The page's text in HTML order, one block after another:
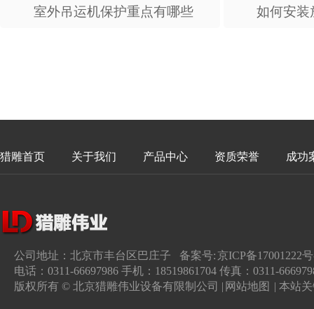
室外吊运机保护重点有哪些 如何安装
猎雕首页 关于我们 产品中心 资质荣誉 成功
公司地址：北京市丰台区巴庄子 备案号:京ICP备17001222
电话：0311-66697986 手机：18519861704 传真：0311-
版权所有 © 北京猎雕伟业设备有限制公司 | 网站地图 | 本站